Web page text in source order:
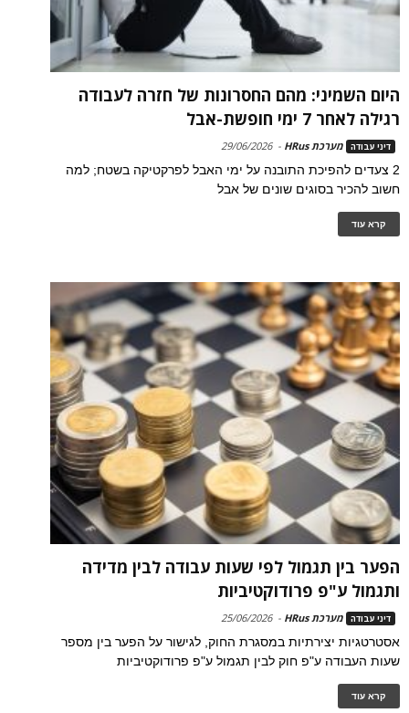
היום השמיני: מהם החסרונות של חזרה לעבודה
רגילה לאחר 7 ימי חופשת-אבל
דיני עבודה מערכת HRus -
29/06/2026
2 צעדים להפיכת התובנה על ימי האבל לפרקטיקה בשטח; למה
חשוב להכיר בסוגים שונים של אבל
קרא עוד
הפער בין תגמול לפי שעות עבודה לבין מדידה
ותגמול ע"פ פרודוקטיביות
דיני עבודה מערכת HRus -
25/06/2026
אסטרטגיות יצירתיות במסגרת החוק, לגישור על הפער בין מספר
שעות העבודה ע"פ חוק לבין תגמול ע"פ פרודוקטיביות
קרא עוד